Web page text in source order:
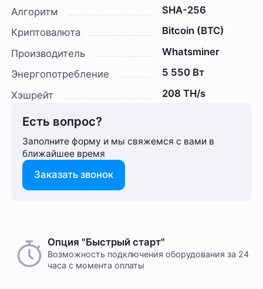
Алгоритм
SHA-256
Криптовалюта
Bitcoin (BTC)
Производитель
Whatsminer
Энергопотребление
5 550 Вт
Хэшрейт
208 TH/s
Есть вопрос?
Заполните форму и мы свяжемся с вами в
ближайшее время
Заказать звонок
Опция "Быстрый старт"
Возможность подключения оборудования за 24
часа с момента оплаты